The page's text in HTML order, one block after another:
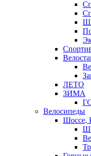
ЛЕТО
ЗИМА
Велосипеды
Шоссе,